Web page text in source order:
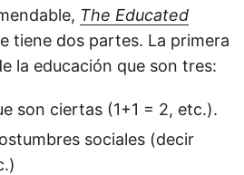
The Educated
tiene dos partes. La primera
la educación que son tres:
son ciertas (1+1 = 2, etc.).
sociales (decir